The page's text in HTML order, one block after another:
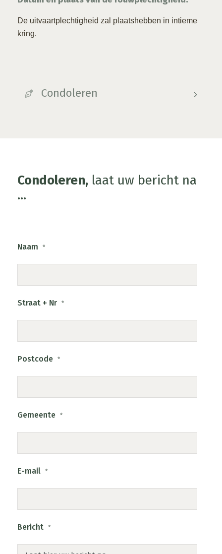
De uitvaartplechtigheid zal plaatshebben in intieme
kring.
Condoleren
Condoleren, laat uw bericht na
...
Naam *
Straat + Nr *
Postcode *
Gemeente *
E-mail *
Bericht *